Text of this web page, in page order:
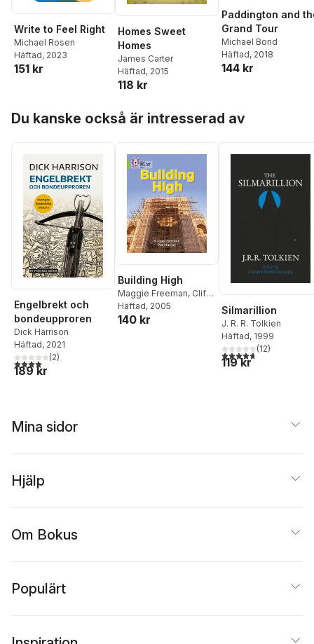
Write to Feel Right
Michael Rosen
Häftad, 2023
151 kr
Homes Sweet
Homes
James Carter
Häftad, 2015
118 kr
Paddington and
Grand Tour
Michael Bond
Häftad, 2018
144 kr
Du kanske också är intresserad av
Engelbrekt och
bondeupproren
Dick Harrison
Häftad, 2021
4,0utav 5 stjärnor. Totalt antal röster:
(2)
189 kr
Building High
Maggie Freeman, Cliff
Moon
Häftad, 2005
140 kr
Silmarillion
J. R. R. Tolkien
Häftad, 1999
4,7utav 5 stjärnor.
(12)
119 kr
Mina sidor
Hjälp
Om Bokus
Populärt